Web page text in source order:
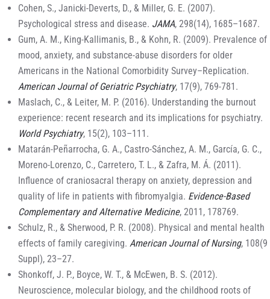
Cohen, S., Janicki-Deverts, D., & Miller, G. E. (2007).
Psychological stress and disease. JAMA, 298(14), 1685–1687.
Gum, A. M., King-Kallimanis, B., & Kohn, R. (2009). Prevalence of
mood, anxiety, and substance-abuse disorders for older
Americans in the National Comorbidity Survey–Replication.
American Journal of Geriatric Psychiatry, 17(9), 769-781.
Maslach, C., & Leiter, M. P. (2016). Understanding the burnout
experience: recent research and its implications for psychiatry.
World Psychiatry, 15(2), 103–111.
Matarán-Peñarrocha, G. A., Castro-Sánchez, A. M., García, G. C.,
Moreno-Lorenzo, C., Carretero, T. L., & Zafra, M. Á. (2011).
Influence of craniosacral therapy on anxiety, depression and
quality of life in patients with fibromyalgia. Evidence-Based
Complementary and Alternative Medicine, 2011, 178769.
Schulz, R., & Sherwood, P. R. (2008). Physical and mental health
effects of family caregiving. American Journal of Nursing, 108(9
Suppl), 23–27.
Shonkoff, J. P., Boyce, W. T., & McEwen, B. S. (2012).
Neuroscience, molecular biology, and the childhood roots of